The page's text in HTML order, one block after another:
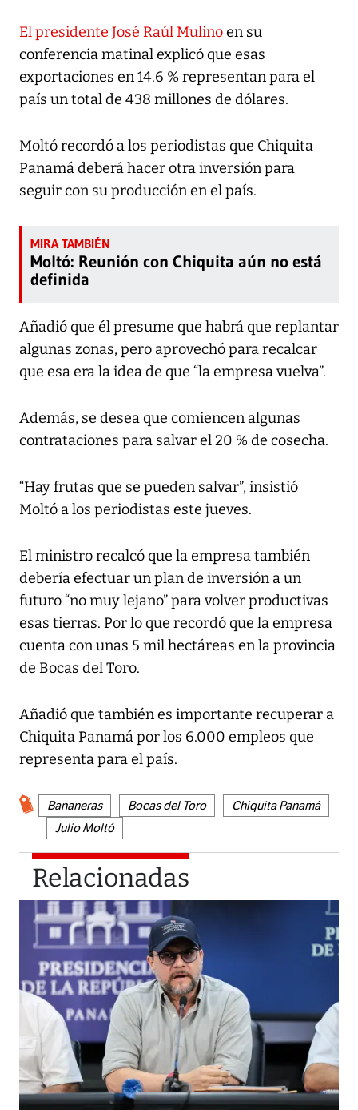
El presidente José Raúl Mulinoen su
conferencia matinal explicó que esas
exportaciones en 14.6 % representan para el
país un total de 438 millones de dólares.
Moltó recordó a los periodistas que Chiquita
Panamá deberá hacer otra inversión para
seguir con su producción en el país.
Moltó: Reunión con Chiquita aún no está
definida
Añadió que él presume que habrá que replantar
algunas zonas, pero aprovechó para recalcar
que esa era la idea de que “la empresa vuelva”.
Además, se desea que comiencen algunas
contrataciones para salvar el 20 % de cosecha.
“Hay frutas que se pueden salvar”, insistió
Moltó a los periodistas este jueves.
El ministro recalcó que la empresa también
debería efectuar un plan de inversión a un
futuro “no muy lejano” para volver productivas
esas tierras. Por lo que recordó que la empresa
cuenta con unas 5 mil hectáreas en la provincia
de Bocas del Toro.
Añadió que también es importante recuperar a
Chiquita Panamá por los 6.000 empleos que
representa para el país.
Bananeras Bocas del Toro
Chiquita Panamá
Julio Moltó
Relacionadas